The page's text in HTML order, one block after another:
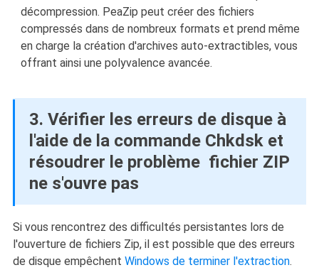
décompression. PeaZip peut créer des fichiers
compressés dans de nombreux formats et prend même
en charge la création d'archives auto-extractibles, vous
offrant ainsi une polyvalence avancée.
3. Vérifier les erreurs de disque à
l'aide de la commande Chkdsk et
résoudrer le problème fichier ZIP
ne s'ouvre pas
Si vous rencontrez des difficultés persistantes lors de
l'ouverture de fichiers Zip, il est possible que des erreurs
de disque empêchent Windows de terminer l'extraction.